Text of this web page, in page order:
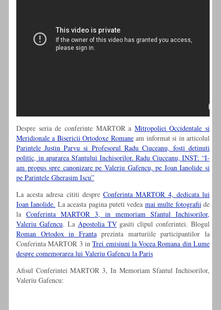
Despre seria de conferinte MARTOR a Mitropoliei Occidentale si
Meridionale a Bisericii Ortodoxe Romaneam informat si in articolul
Parintele Justin Parvu si Profesorul Radu Ciuceanu, fosti detinuti
politic, in apararea Sfantului Inchisorilor. Radu Ciuceanu, INST: “I-
am propus spre canonizare pe Valeriu Gafencu, pe Ioan Ianolide si
pe Parintele Gherasim Iscu”
La acesta adresa cititi despreConferinta MARTOR 4, dedicata lui
Ioan Ianolide. La aceasta pagina puteti vedea mai multe fotografiide
la Conferinta MARTOR 3, in memoriam Sfantul Inchisorilor,
Valeriu Gafencu. La Apostolia TVgasiti clipul conferintei. Blogul
Roman Ortodox in Frantaprezinta marturiile participantilor la
Conferinta MARTOR 3 inTrei emisiuni la Vocea Romana din Lume
despre comemorarea lui Valeriu Gafencu la Paris
Afisul Conferintei MARTOR 3, In Memoriam Sfantul Inchisorilor,
Valeriu Gafencu: